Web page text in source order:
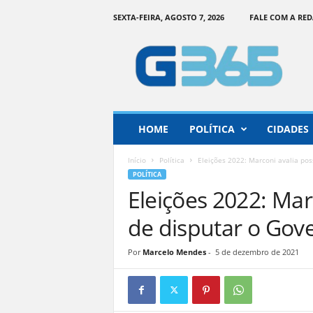
SEXTA-FEIRA, AGOSTO 7, 2026 FALE COM A
ç
HOME POLÍTICA CIDADES
Início Política Eleições 2022: Marconi avalia
POLÍTICA
Eleições 2022:
de disputar o
Por Marcelo Mendes- 5 de dezembro de 2021